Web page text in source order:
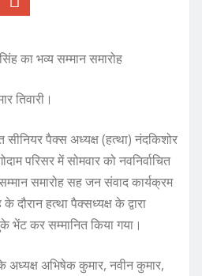
का भव्य सम्मान समारोह
तिवारी।
सीनियर पैक्स अध्यक्ष (हत्था) नंदकिशोर
परिसर में सोमवार को नवनिर्वाचित
समारोह सह जन संवाद कार्यक्रम
दौरान हत्था पैक्सध्यक्ष के द्वारा
भेंट कर सम्मानित किया गया।
अध्यक्ष अभिषेक कुमार, नवीन कुमार,